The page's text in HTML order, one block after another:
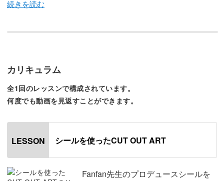
ルを使っていきます。
CUT OUT ARTと名付けられているこのシールですが、
Fanfan先生がこれまで自身のサロンで施術してきた切り絵
の切り絵アートを楽しむことができるようになりました。
カリキュラム
全1回のレッスンで構成されています。
何度でも動画を見返すことができます。
LESSON シールを使ったCUT OUT ART
Fanfan先生のプロデュースシールを